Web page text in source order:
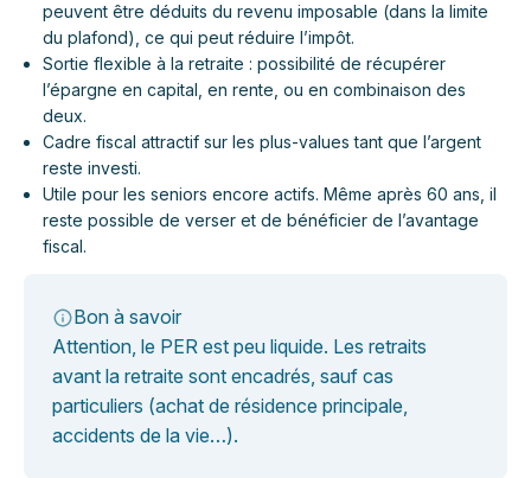
peuvent être déduits du revenu imposable (dans la limite
du plafond), ce qui peut réduire l’impôt.
Sortie flexible à la retraite : possibilité de récupérer
l’épargne en capital, en rente, ou en combinaison des
deux.
Cadre fiscal attractif sur les plus-values tant que l’argent
reste investi.
Utile pour les seniors encore actifs. Même après 60 ans, il
reste possible de verser et de bénéficier de l’avantage
fiscal.
Bon à savoir
Attention, le PER est peu liquide. Les retraits
avant la retraite sont encadrés, sauf cas
particuliers (achat de résidence principale,
accidents de la vie…).